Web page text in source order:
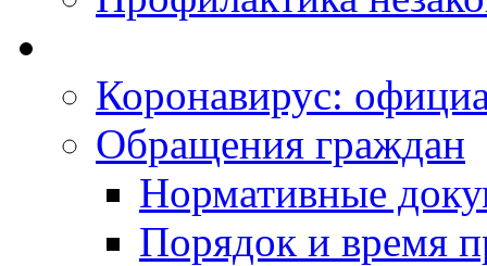
Коронавирус:
Обращения граждан
Нормативные
Порядок и время